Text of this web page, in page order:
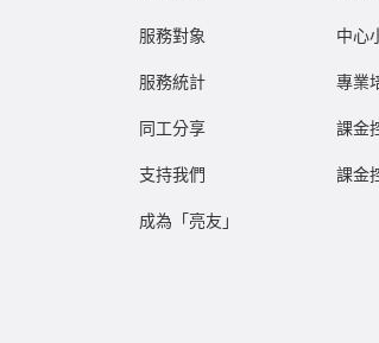
服務對象
服務統計
同工分享
支持我們
成為「亮友」
中心
專業
課金
課金